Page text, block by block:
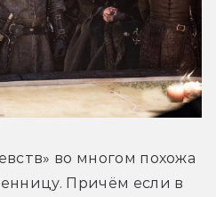
во многом похожа
Причём если в